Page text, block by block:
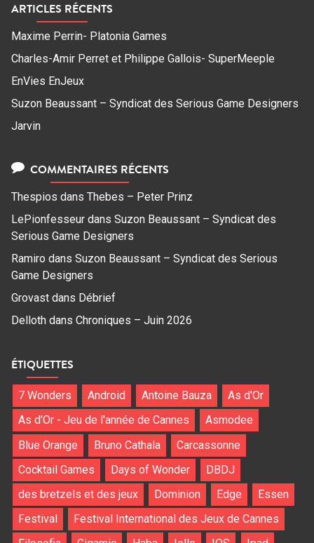
ARTICLES RÉCENTS
Maxime Perrin- Platonia Games
Charles-Amir Perret et Philippe Gallois- SuperMeeple
EnVies EnJeux
Suzon Beaussant – Syndicat des Serious Game Designers
Jarvin
COMMENTAIRES RÉCENTS
Thespios dans Thebes – Peter Prinz
LePionfesseur dans Suzon Beaussant – Syndicat des
Serious Game Designers
Ramiro dans Suzon Beaussant – Syndicat des Serious
Game Designers
Grovast dans Débrief
Delloth dans Chroniques – Juin 2026
ÉTIQUETTES
7 Wonders Android Antoine Bauza
As d'Or
As d'Or - Jeu de l'année de Cannes
Asmodee
Blue Orange
Bruno Cathala
Carcassonne
Cocktail Games
Days of Wonder
DBDJ
des bretzels et des jeux
Dominion Edge
Essen
Festival
Festival International des Jeux de Cannes